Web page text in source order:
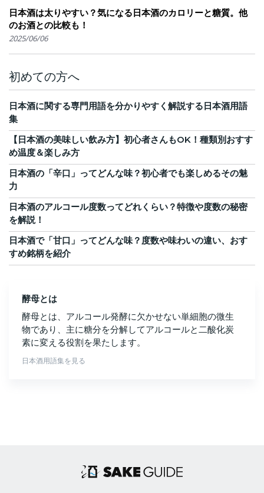
日本酒は太りやすい？気になる日本酒のカロリーと糖質。他
のお酒との比較も！
2025/06/06
初めての方へ
日本酒に関する専門用語を分かりやすく解説する日本酒用語
集
【日本酒の美味しい飲み方】初心者さんもOK！種類別おすす
め温度＆楽しみ方
日本酒の「辛口」ってどんな味？初心者でも楽しめるその魅
力
日本酒のアルコール度数ってどれくらい？特徴や度数の秘密
を解説！
日本酒で「甘口」ってどんな味？度数や味わいの違い、おす
すめ銘柄を紹介
酵母とは
酵母とは、アルコール発酵に欠かせない単細胞の微生
物であり、主に糖分を分解してアルコールと二酸化炭
素に変える役割を果たします。
日本酒用語集を見る